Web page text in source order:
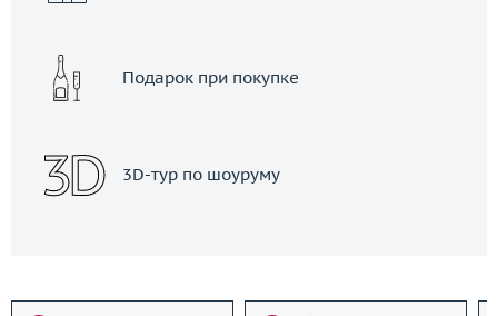
Подарок при покупке
3D-тур по шоуруму